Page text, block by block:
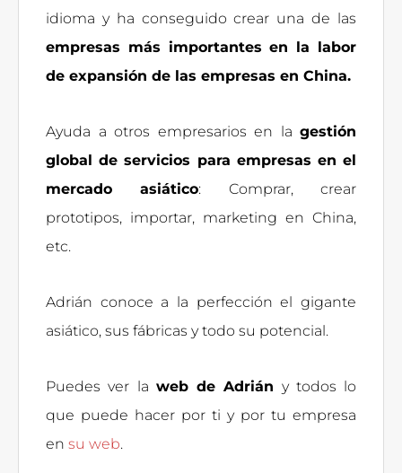
idioma y ha conseguido crear una de las
empresas más importantes en la labor
de expansión de las empresas en China.
Ayuda a otros empresarios en la gestión
global de servicios para empresas en el
mercado asiático: Comprar, crear
prototipos, importar, marketing en China,
etc.
Adrián conoce a la perfección el gigante
asiático, sus fábricas y todo su potencial.
Puedes ver la web de Adrián y todos lo
que puede hacer por ti y por tu empresa
en su web.